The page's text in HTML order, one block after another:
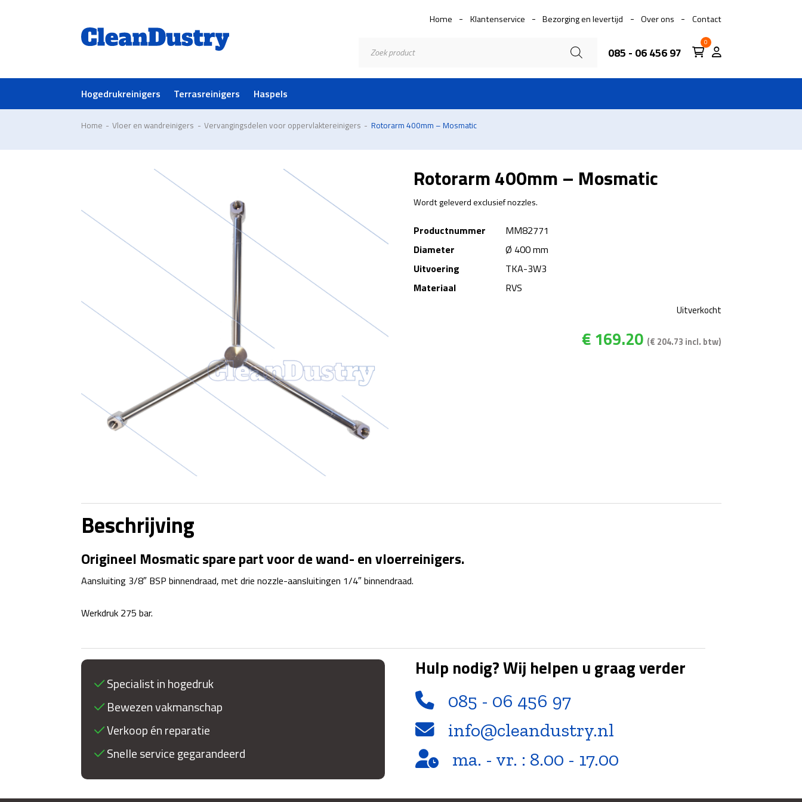
Home Klantenservice Bezorging en levertijd Over ons Contact
zoeken 085 - 06 456 97
0
Hogedrukreinigers Terrasreinigers Haspels
Home - Vloer en wandreinigers - Vervangingsdelen voor oppervlaktereinigers - Rotorarm 400mm – Mosmatic
Rotorarm 400mm – Mosmatic
Wordt geleverd exclusief nozzles.
Productnummer
MM82771
Diameter
Ø 400 mm
Uitvoering
TKA-3W3
Materiaal
RVS
€169.20 (€ 204.73 incl. btw)
Uitverkocht
Beschrijving
Origineel Mosmatic spare part voor de wand- en vloerreinigers.
Aansluiting 3/8″ BSP binnendraad, met drie nozzle-aansluitingen 1/4″ binnendraad.
Werkdruk 275 bar.
Specialist in hogedruk
Bewezen vakmanschap
Verkoop én reparatie
Snelle service gegarandeerd
Hulp nodig? Wij helpen u graag verder
085 - 06 456 97
info@cleandustry.nl
ma. - vr. : 8.00 - 17.00